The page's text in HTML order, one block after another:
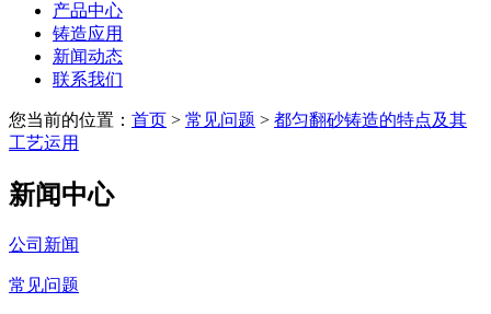
产品中心
铸造应用
新闻动态
联系我们
您当前的位置： 首页 > 常见问题 > 都匀翻砂铸造的特点及其
工艺运用
新闻中心
公司新闻
常见问题